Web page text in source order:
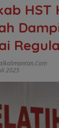
2025